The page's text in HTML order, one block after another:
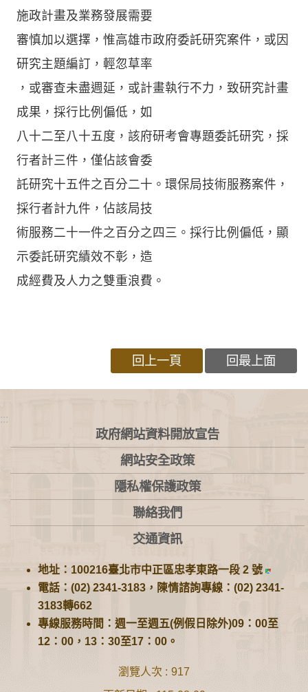
施政計畫及業務發展需要
審慎加以選擇，惟高雄市政府委託研究案件，或因
研究主題編訂，輕忽草率
，或審查未盡週延，或計畫執行不力，致研究計畫
成果，採行比例偏低，如
八十二至八十五度，該府研考會專題委託研究，採
行者計三件，僅佔該會委
託研究十五件之百分二十。環保局技術服務案件，
採行者計九件，佔該局技
術服務二十一件之百分之四三。採行比例偏低，顯
示委託研究績效不彰，造
成經費及人力之雙重浪費。
回上一頁 回最上面
:::
政府網站資料開放宣告
網站安全政策
隱私權保護政策
聯絡我們
交通資訊
地址：100216臺北市中正區忠孝東路一段 2 號
電話：(02) 2341-3183，陳情諮詢專線：(02) 2341-
3183轉662
專線服務時間：週一至週五(例假日除外)09：00至
12：00，13：30至17：00。
瀏覽人次
917